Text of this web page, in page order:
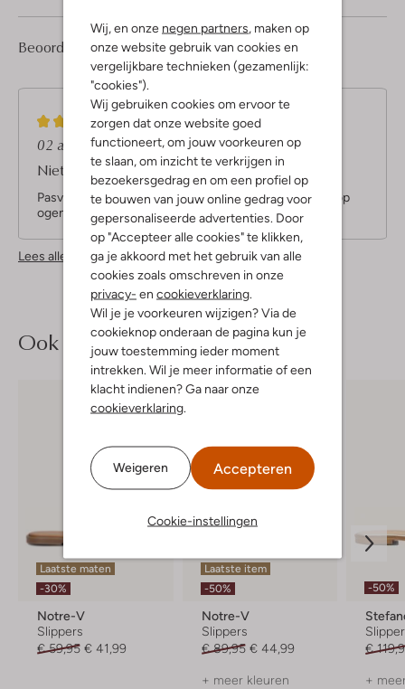
Wij, en onze negen partners , maken op
onze website gebruik van cookies en
vergelijkbare technieken (gezamenlijk:
"cookies").
Wij gebruiken cookies om ervoor te
zorgen dat onze website goed
functioneert, om jouw voorkeuren op
te slaan, om inzicht te verkrijgen in
bezoekersgedrag en om een profiel op
te bouwen van jouw online gedrag voor
gepersonaliseerde advertenties. Door
op "Accepteer alle cookies" te klikken,
ga je akkoord met het gebruik van alle
cookies zoals omschreven in onze
privacy- en cookieverklaring
Wil je je voorkeuren wijzigen? Via de
cookieknop onderaan de pagina kun je
jouw toestemming ieder moment
intrekken. Wil je meer informatie of een
klacht indienen? Ga naar onze
cookieverklaring
Weigeren Accepteren
Cookie-instellingen
Beoordelingen (2) 2/5
2
2
Sterren
2
t
e
r
r
(2)
02 augustus 2024door Ilse
Niets voor mij
Pasvorm voor mij niet geschikt. Materiaal wat goedkoop
ogend.
Lees alle beoordelingen
Ook iets voor jou?
Laatste maten
-30%
Notre-V
Slippers
€ 59,95 € 41,99
Laatste item
-50%
Notre-V
Slippers
€ 89,95 € 44,99
+ meer kleuren
-50%
€
+